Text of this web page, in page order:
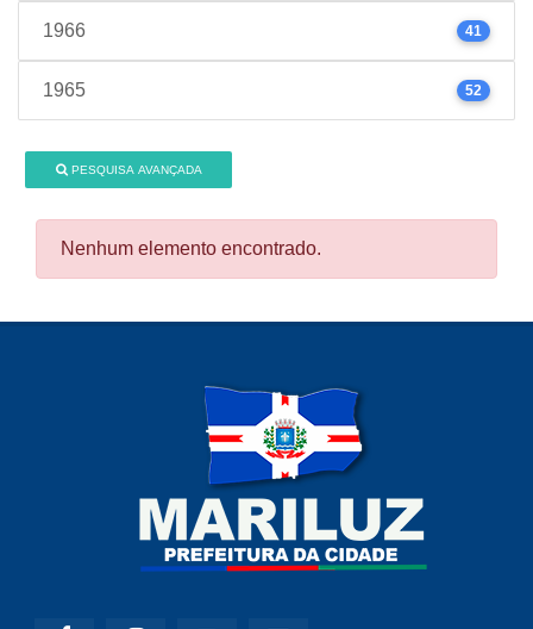
1966 41
1965 52
PESQUISA AVANÇADA
Nenhum elemento encontrado.